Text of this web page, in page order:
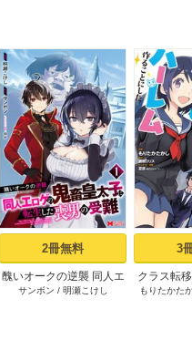
2冊無料
醜いオークの逆襲 同人エ
ロゲの鬼畜皇太子に転生
サンボン / 明瀬こけし
3
クラス転
られたの
もりたかたか